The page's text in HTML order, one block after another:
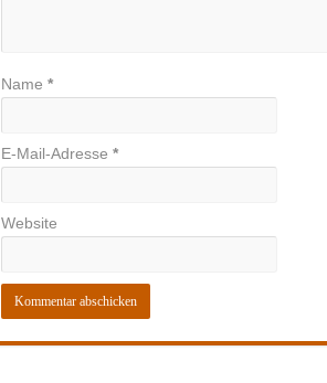
Name *
E-Mail-Adresse *
Website